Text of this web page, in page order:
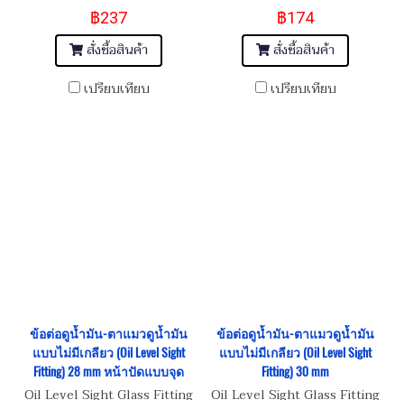
฿237
สั่งซื้อสินค้า
เปรียบเทียบ
฿174
สั่งซื้อสินค้า
เปรียบเทียบ
ข้อต่อดูน้ำมัน-ตาแมวดูน้ำมัน
แบบไม่มีเกลียว (Oil Level Sight
Fitting) 28 mm หน้าปัดแบบจุด
Oil Level Sight Glass Fitting
ข้อต่อดูน้ำมัน-ตาแมวดูน้ำมัน
แบบไม่มีเกลียว (Oil Level Sight
Fitting) 30 mm
Oil Level Sight Glass Fitting